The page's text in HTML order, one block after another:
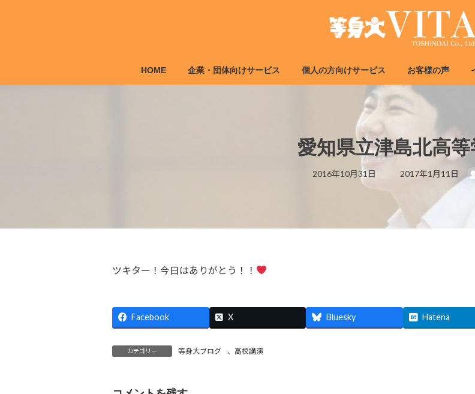
HOME 企業・団体向けサービス 個人の方向けサービス お客様の声
愛知県立津島北高等
2016年10月31日
最
終
時
2017年1月11日
ツキター！今日はありがとう！！
Facebook X Bluesky Hatena
カテゴリー 等身大ブログ 、 高校講演